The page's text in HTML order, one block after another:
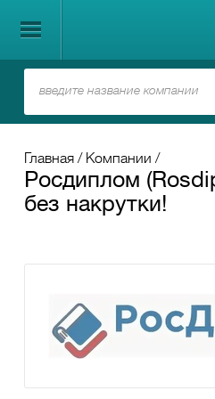
Главная Компании
Росдиплом
без накрутки!